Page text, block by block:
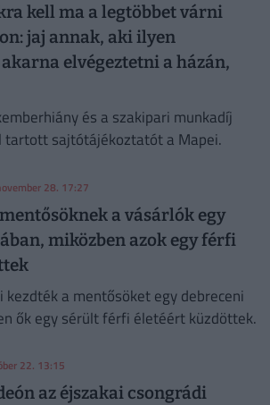
kell ma a legtöbbet várni
jaj annak, aki ilyen
elvégeztetni a házán,
és a szakipari munkadíj
tartott sajtótájékoztatót a Mapei.
28. 17:27
a vásárlók egy
miközben azok egy férfi
kezdték a mentősöket egy debreceni
ők egy sérült férfi életéért küzdöttek.
22. 13:15
az éjszakai csongrádi